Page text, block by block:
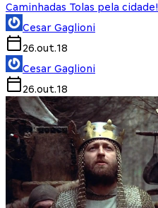
Caminhadas Tolas pela cidade!
Cesar Gaglioni
26.out.18
Cesar Gaglioni
26.out.18